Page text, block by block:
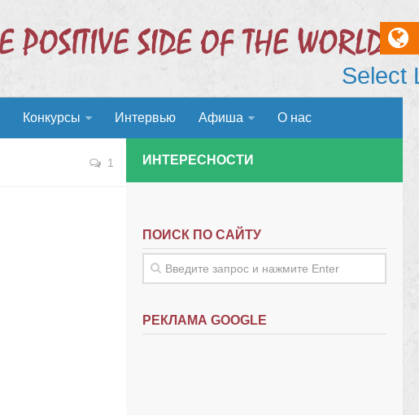
Конкурсы Интервью Афиша О нас
1 ИНТЕРЕСНОСТИ
ПОИСК ПО САЙТУ
РЕКЛАМА GOOGLE
Select